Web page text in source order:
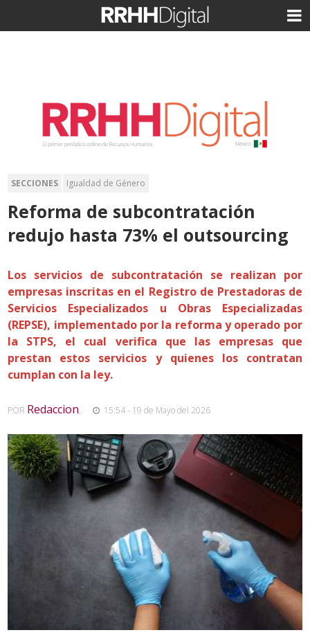
SECCIONES Igualdad de Género
Reforma de subcontratación
redujo hasta 73% el outsourcing
Los servicios de subcontratación se realizan por
empresas inscritas en el Registro de Prestadoras de
Servicios Especializados u Obras Especializadas
(REPSE), implementado por la reforma y operado por
la STPS, el cual verifica que las empresas que
prestan estos servicios y quienes los contratan
cumplan con la ley.
POR Redaccion, 15:54 - 19 de Mayo del 2026